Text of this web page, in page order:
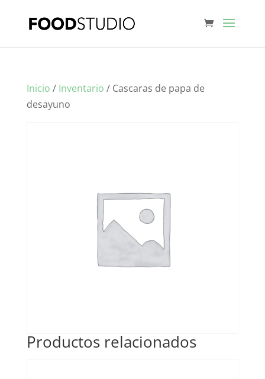
Inicio / Inventario / Cascaras de papa de
desayuno
Productos relacionados